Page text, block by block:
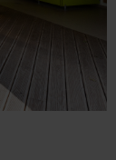
AAN ZEE OF
DE RIVIER
Met